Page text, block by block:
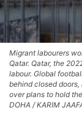
Migrant labourers
Qatar. Qatar, the
labour. Global
behind closed
over plans to hold
DOHA / KARIM